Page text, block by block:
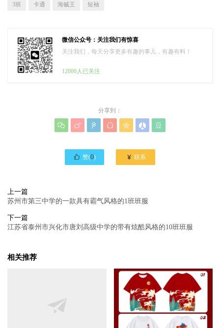
3班 卡通 海贼王 短袖
微信公众号：关注我们有惊喜
关注我们，每天分享更多有趣的事儿，有趣有料！
12000人已关注
分享到：
      
 赞(0)  联系
上一篇
苏州市第三中学的一款具有霸气风格的1班班服
下一篇
江苏省泰州市兴化市唐刘高级中学的带有炫酷风格的10班班服
相关推荐